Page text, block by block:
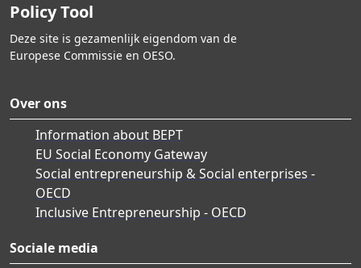
Policy Tool
Deze site is gezamenlijk eigendom van de
Europese Commissie en OESO.
Over ons
Information about BEPT
EU Social Economy Gateway
Social entrepreneurship & Social enterprises -
OECD
Inclusive Entrepreneurship - OECD
Sociale media